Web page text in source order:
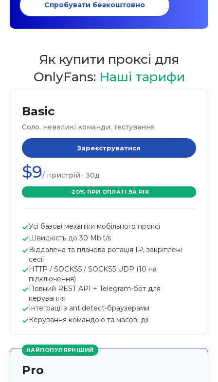
Спробувати безкоштовно
Як купити проксі для
OnlyFans: Наші тарифи
Basic
Соло, невеликі команди, тестування
Зареєструватися
$9/ пристрій · 30д
-20% ПРИ ОПЛАТІ ЗА РІК
Усі базові механіки мобільного проксі
Швидкість до 30 Mbit/s
Віддалена та планова ротація IP, закріплені
сесії
HTTP / SOCKS5 / SOCKS5 UDP (10 на
підключення)
Повний REST API + Telegram-бот для
керування
Інтеграції з antidetect-браузерами
Керування командою та масові дії
НАЙПОПУЛЯРНІШИЙ
Pro